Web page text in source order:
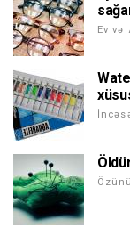
Ev və